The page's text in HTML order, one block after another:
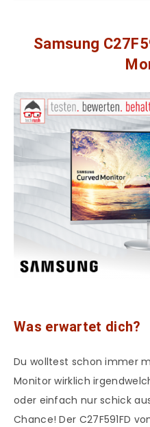
Samsung
Was erwartet dich?
Du wolltest schon immer
Monitor wirklich
oder einfach nur schick
Chance! Der C27F591FD